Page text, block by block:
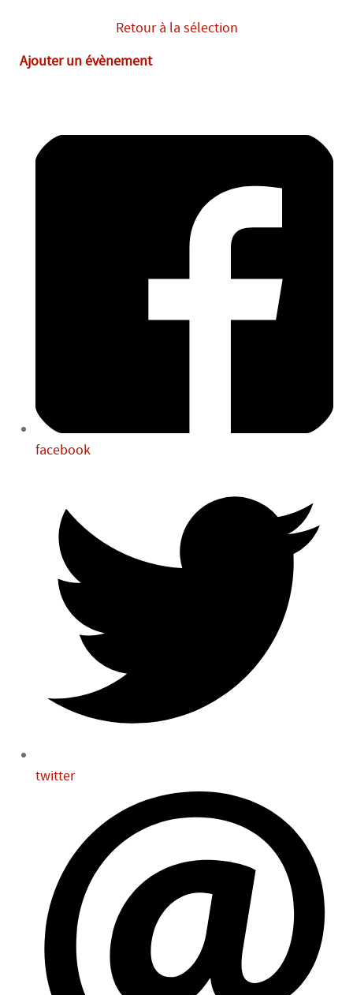
Retour à la sélection
Ajouter un évènement
facebook
twitter